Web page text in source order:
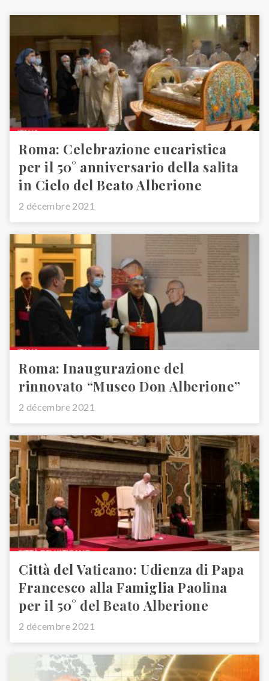
Roma: Celebrazione eucaristica
per il 50° anniversario della salita
in Cielo del Beato Alberione
2 décembre 2021
Roma: Inaugurazione del
rinnovato “Museo Don Alberione”
2 décembre 2021
Città del Vaticano: Udienza di Papa
Francesco alla Famiglia Paolina
per il 50° del Beato Alberione
2 décembre 2021